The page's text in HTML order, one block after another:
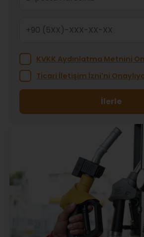
KVKK Aydınlatma Metnini
Ticari İletişim İzni'ni
İlerle